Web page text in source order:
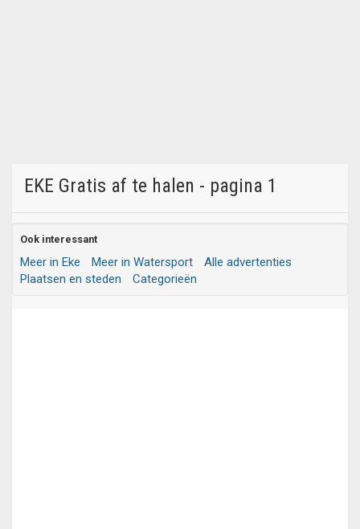
EKE Gratis af te halen - pagina 1
Ook interessant
Meer in Eke Meer in Watersport
Alle advertenties
Plaatsen en steden
Categorieën